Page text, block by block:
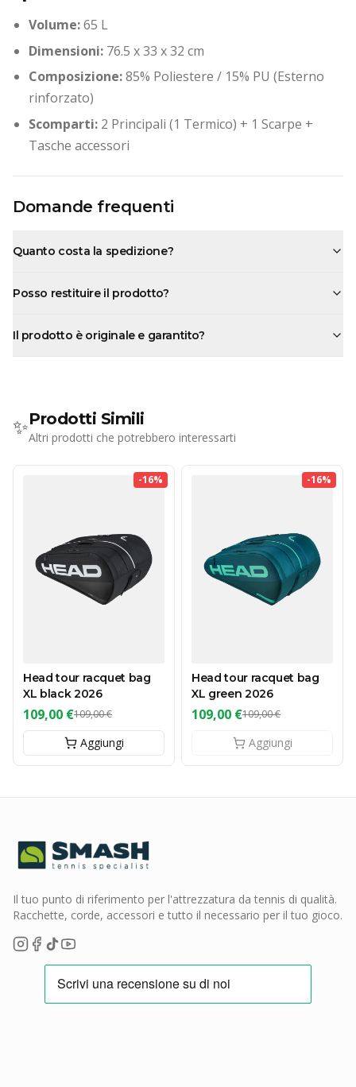
Volume:65 L
Dimensioni: 76.5 x 33 x 32 cm
Composizione:85% Poliestere / 15% PU (Esterno
rinforzato)
Scomparti: 2 Principali (1 Termico) + 1 Scarpe +
Tasche accessori
Domande frequenti
Quanto costa la spedizione?
Posso restituire il prodotto?
Il prodotto è originale e garantito?
✨Prodotti Simili
Altri prodotti che potrebbero interessarti
-16%
Head tour racquet bag
XL black 2026
109,00 €109,00 €
Aggiungi
-16%
Head tour racquet bag
XL green 2026
109,00 €109,00 €
Aggiungi
Il tuo punto di riferimento per l'attrezzatura da tennis di qualità.
Racchette, corde, accessori e tutto il necessario per il tuo gioco.